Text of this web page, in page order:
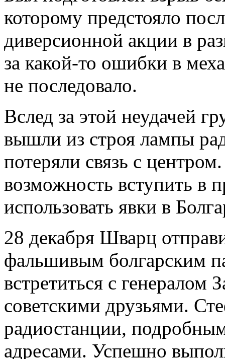
которому предстояло
диверсионной акции в
за какой-то ошибки в
не последовало.
Вслед за этой неудачей
вышли из строя лампы
потеряли связь с
возможность вступить в
использовать явки в
28 декабря Шварц
фальшивым болгарским
встретиться с
советскими друзьями.
радиостанции,
адресами. Успешно